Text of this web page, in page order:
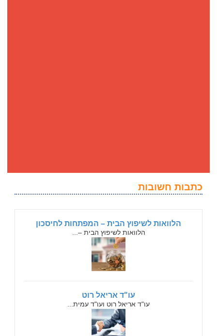
כתבות חשובות
הלוואות לשיפוץ הבית – המפתחות לחיסכון
הלוואות לשיפוץ הבית –...
עו"ד אריאל רוט
עו"ד אריאל רוט ועו"ד עמית...